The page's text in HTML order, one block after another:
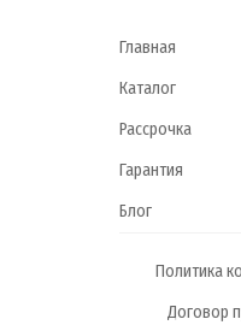
Главная
Каталог
Рассрочка
Гарантия
Блог
Политика
Договор